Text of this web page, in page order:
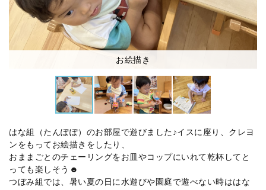
お絵描き
はな組（たんぽぽ）のお部屋で遊びました♪イスに座り、クレヨ
ンをもってお絵描きをしたり、
おままごとのチェーリングをお皿やコップにいれて乾杯してと
っても楽しそう☻
つぼみ組では、暑い夏の日に水遊びや園庭で遊べない時ははな